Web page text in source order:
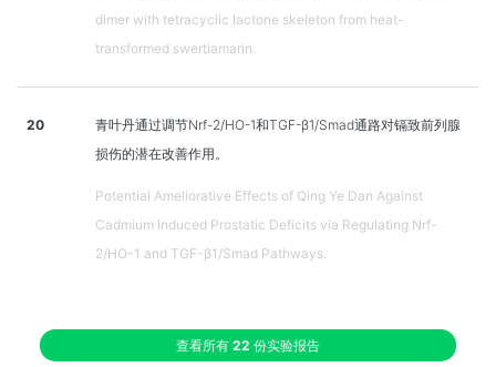
dimer with tetracyclic lactone skeleton from heat-
transformed swertiamarin.
20
青叶丹通过调节Nrf-2/HO-1和TGF-β1/Smad通路对镉致前列腺
损伤的潜在改善作用。
Potential Ameliorative Effects of Qing Ye Dan Against
Cadmium Induced Prostatic Deficits via Regulating Nrf-
2/HO-1 and TGF-β1/Smad Pathways.
查看所有 22 份实验报告